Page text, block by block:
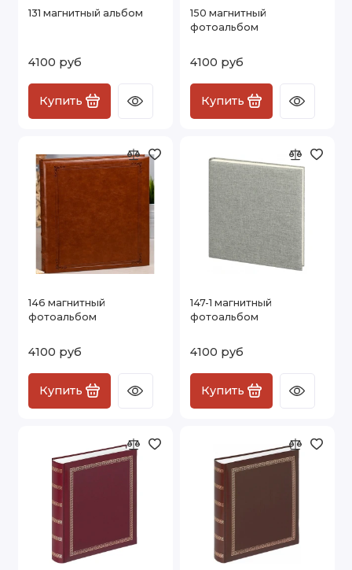
131 магнитный альбом
4100 руб
Купить
150 магнитный
фотоальбом
4100 руб
Купить
146 магнитный
фотоальбом
4100 руб
Купить
147-1 магнитный
фотоальбом
4100 руб
Купить